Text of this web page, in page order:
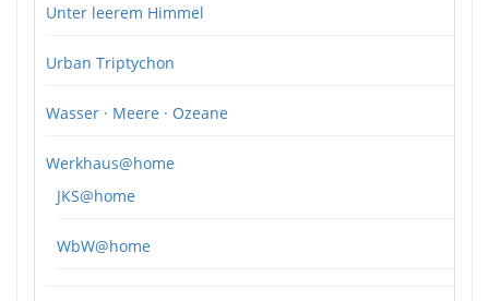
Unter leerem Himmel
Urban Triptychon
Wasser · Meere · Ozeane
Werkhaus@home
JKS@home
WbW@home